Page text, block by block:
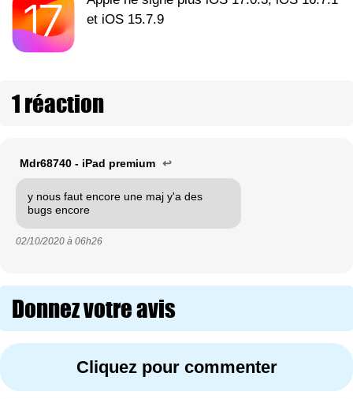
et iOS 15.7.9
1 réaction
Mdr68740 - iPad premium ↩
y nous faut encore une maj y'a des
bugs encore
02/10/2020 à 06h26
Donnez votre avis
Cliquez pour commenter